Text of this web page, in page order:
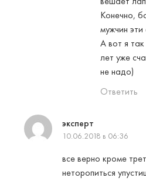
Конечно,
мужчин
А вот я
лет уже
не надо)
Ответить
эксперт
10.06.2018 в 06:36
все верно кроме
неторопиться